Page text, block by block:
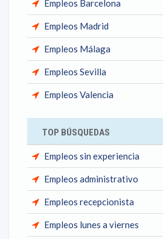
Empleos Barcelona
Empleos Madrid
Empleos Málaga
Empleos Sevilla
Empleos Valencia
TOP BÚSQUEDAS
Empleos sin experiencia
Empleos administrativo
Empleos recepcionista
Empleos lunes a viernes